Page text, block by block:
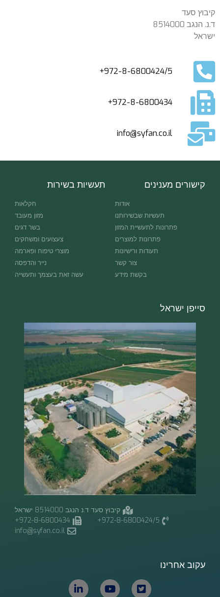
קיבוץ סעד
ד.נ. הנגב 8514000
ישראל
972-8-6800424/5+
972-8-6800434+
info@syfan.co.il
קישורים מענינים
אודות
תעשיות שבשירותנו
פתרונות לתעשיית המזון
פתרונות למוצרים
תעודות ורישיונות
צור קשר
בקשת מידע
תעשיות בשירות
חקלאות
מזון מעובד
בשר דגים
צעצועים ומשחקים
מוצרי טיפוח ופארמה
נייר והדפסה
עשה זאת בעצמך ותעשייה
סייפן ישראל
קיבוץ סעד ד.נ הנגב 8514000 ישראל
972-8-6800424/5+
972-8-6800434+
info@syfan.co.il
עקוב אחרינו